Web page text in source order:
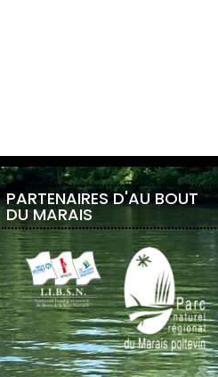
PARTENAIRES D'AU BOUT
DU MARAIS